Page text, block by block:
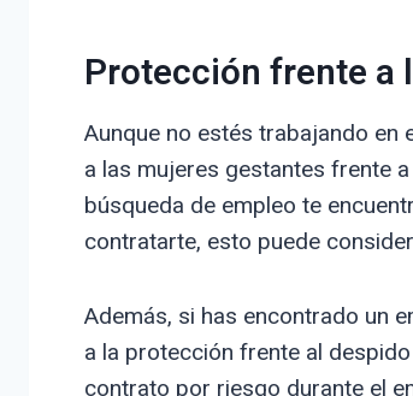
Protección frente a
Aunque no estés trabajando en
a las mujeres gestantes frente
búsqueda de empleo te
contratarte, esto puede
Además, si has encontrado un
a la protección frente al
contrato por riesgo durante el